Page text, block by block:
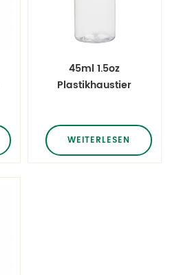
45ml 1.5oz
Plastikhaustier
WEITERLESEN